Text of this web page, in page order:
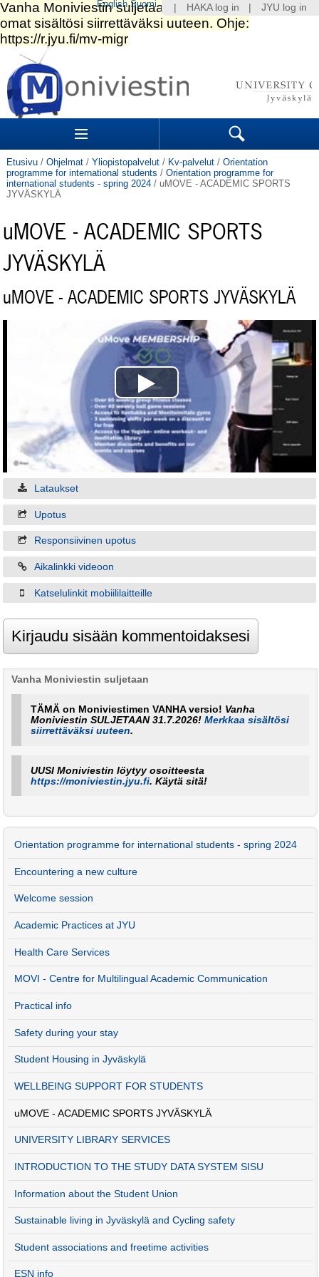
Siirry
sisältöön.
|
Siirry
navigointiin
Sections Search
Etusivu / Ohjelmat / Yliopistopalvelut / Kv-palvelut / Orientation
programme for international students / Orientation programme for
international students - spring 2024 / uMOVE - ACADEMIC SPORTS
JYVÄSKYLÄ
uMOVE - ACADEMIC SPORTS
JYVÄSKYLÄ
uMOVE - ACADEMIC SPORTS JYVÄSKYLÄ
Play
Video
Lataukset
Upotus
Responsiivinen upotus
Aikalinkki videoon
Katselulinkit mobiililaitteille
Vanha Moniviestin suljetaan
TÄMÄ on Moniviestimen VANHA versio! Vanha
Moniviestin SULJETAAN 31.7.2026!Merkkaa sisältösi
siirrettäväksi uuteen.
UUSI Moniviestin löytyy osoitteesta
https://moniviestin.jyu.fi. Käytä sitä!
Orientation programme for international students - spring 2024
Encountering a new culture
Welcome session
Academic Practices at JYU
Health Care Services
MOVI - Centre for Multilingual Academic Communication
Practical info
Safety during your stay
Student Housing in Jyväskylä
WELLBEING SUPPORT FOR STUDENTS
uMOVE - ACADEMIC SPORTS JYVÄSKYLÄ
UNIVERSITY LIBRARY SERVICES
INTRODUCTION TO THE STUDY DATA SYSTEM SISU
Information about the Student Union
Sustainable living in Jyväskylä and Cycling safety
Student associations and freetime activities
ESN info
HAKA log in JYU log in
English Suomi